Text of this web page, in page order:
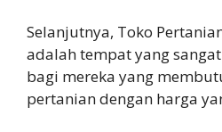
Selanjutnya, Toko
adalah tempat yang
bagi mereka yang
pertanian dengan harga